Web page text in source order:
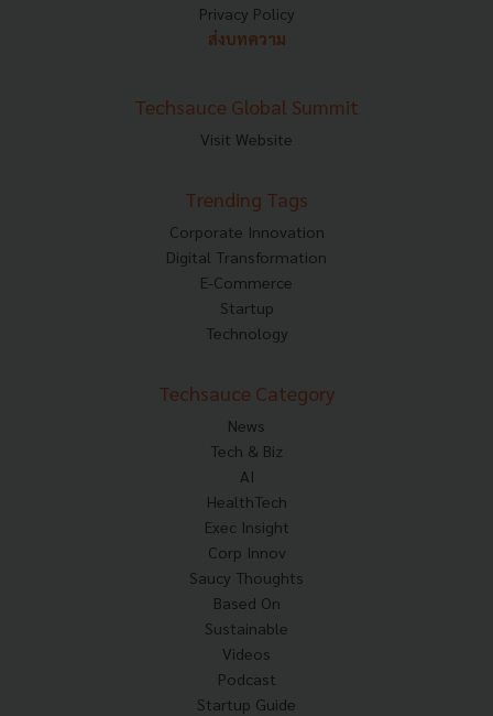
Privacy Policy
ส่งบทความ
Techsauce Global Summit
Visit Website
Trending Tags
Corporate Innovation
Digital Transformation
E-Commerce
Startup
Technology
Techsauce Category
News
Tech & Biz
AI
HealthTech
Exec Insight
Corp Innov
Saucy Thoughts
Based On
Sustainable
Videos
Podcast
Startup Guide